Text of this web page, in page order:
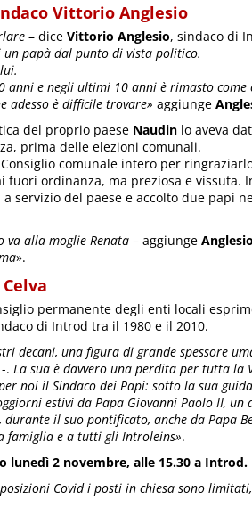
Vittorio Anglesio
– dice Vittorio Anglesio, sindaco di
un papà dal punto di vista politico.
anni e negli ultimi 10 anni è rimasto
adesso è difficile trovare» aggiunge
del proprio paese Naudin lo aveva
prima delle elezioni comunali.
comunale intero per
fuori ordinanza, ma preziosa e vissuta.
servizio del paese e accolto due papi
va alla moglie Renata – aggiunge Anglesio
».
permanente degli enti locali
di Introd tra il 1980 e il 2010.
decani, una figura di grande spessore
. La sua è davvero una perdita per tutta la
noi il Sindaco dei Papi: sotto la sua
estivi da Papa Giovanni Paolo II,
il suo pontificato, anche da Papa
famiglia e a tutti gli Introleins».
lunedì 2 novembre, alle 15.30 a Introd.
Covid i posti in chiesa sono